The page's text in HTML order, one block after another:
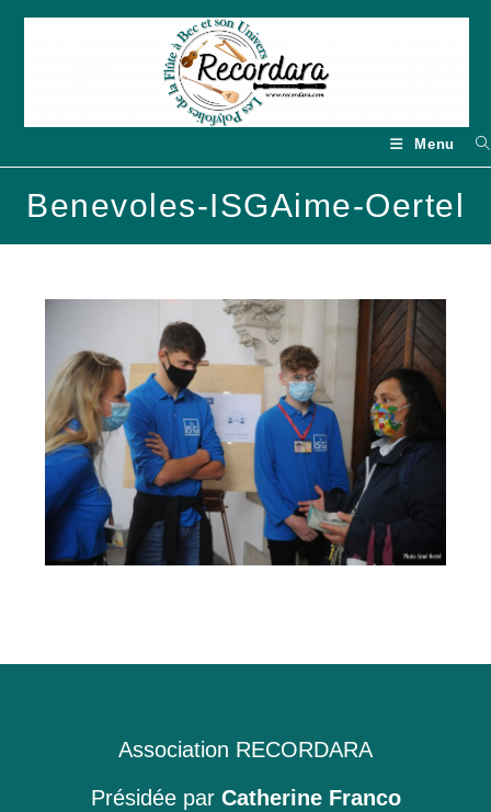
Menu
Benevoles-ISGAime-Oertel
Association RECORDARA
Présidée par Catherine Franco